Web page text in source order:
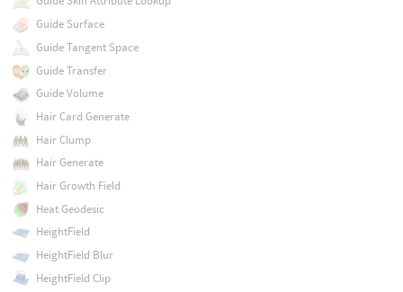
Guide Surface
Guide Tangent Space
Guide Transfer
Guide Volume
Hair Card Generate
Hair Clump
Hair Generate
Hair Growth Field
Heat Geodesic
HeightField
HeightField Blur
HeightField Clip